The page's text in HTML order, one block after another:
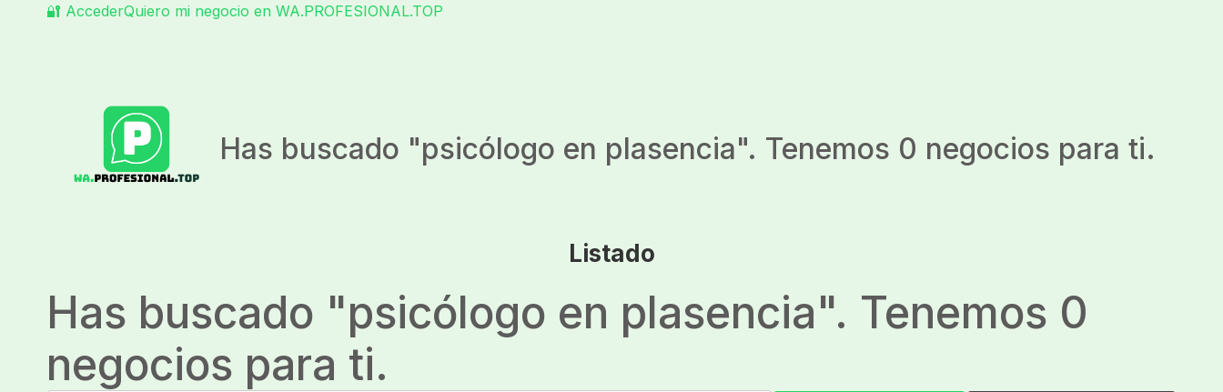
🔐 AccederQuiero mi negocio en WA.PROFESIONAL.TOP
Has buscado "psicólogo en plasencia". Tenemos 0 negocios para ti.
Listado
Has buscado "psicólogo en plasencia". Tenemos 0
negocios para ti.